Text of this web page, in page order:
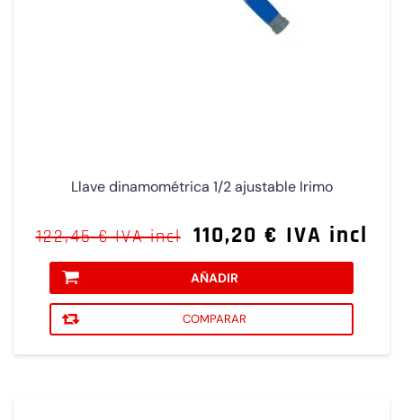
Llave dinamométrica 1/2 ajustable Irimo
122,45 € IVA incl 110,20 € IVA incl
AÑADIR
COMPARAR